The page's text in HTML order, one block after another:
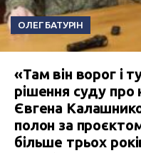
ОЛЕГ БАТУРІН
«Там він ворог і
рішення суду про
Євгена
полон за
більше трьох